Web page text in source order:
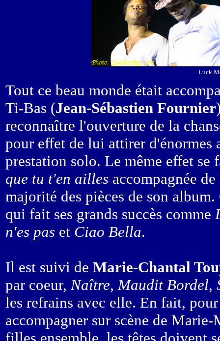
Luck
Tout ce beau monde était
Ti-Bas (Jean-Sébastien Fournier
reconnaître l'ouverture de la
pour effet de lui attirer d'énormes
prestation solo. Le même effet
que tu t'en ailles accompagnée de
majorité des pièces de son
qui fait ses grands succès comme
n'es pas et Ciao Bella.
Il est suivi de Marie-Chantal
par coeur,Naître,Maudit Bordel,
les refrains avec elle. En fait,
accompagner sur scène de